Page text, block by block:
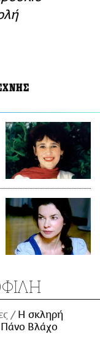
H σκληρή
Πάνο Βλάχο